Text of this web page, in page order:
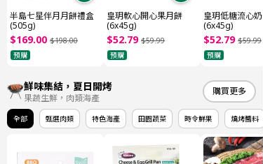
半島七星伴月月餅禮盒
(505g)
$169.00 $198.00
預購
皇玥軟心開心果月餅
(6x45g)
$52.79 $59.99
預購
皇玥低糖流心奶
(6x45g)
$52.79 $59.99
預購
鮮味集結，夏日開烤
果蔬生鮮，肉類海產
購買更多
全部 甄選肉類 特色海產 田園蔬菜 時令鮮果 燒烤醬料